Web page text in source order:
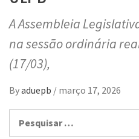
A Assembleia
na sessão ordinária
(17/03),
Byaduepb / março 17, 2026